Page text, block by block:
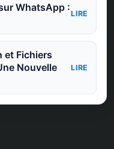
WhatsApp :
LIRE
et Fichiers
Nouvelle
LIRE